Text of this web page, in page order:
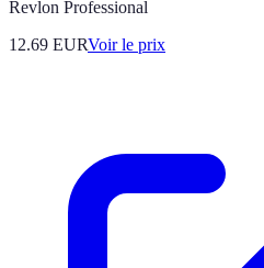
Revlon Professional
12.69 EURVoir le prix